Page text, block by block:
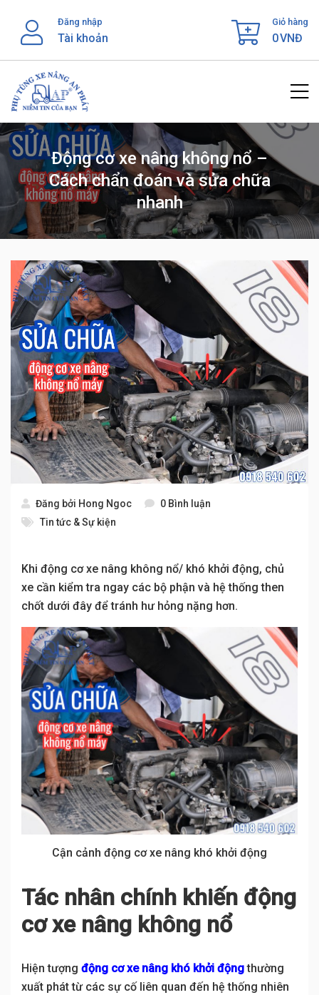
content
Đăng nhập
Tài khoản
Giỏ hàng
0VNĐ
Động cơ xe nâng không nổ –
Cách chẩn đoán và sửa chữa
nhanh
Đăng bởi Hong Ngoc
0 Bình luận
Tin tức & Sự kiện
Khi động cơ xe nâng không nổ/ khó khởi động, chủ
xe cần kiểm tra ngay các bộ phận và hệ thống then
chốt dưới đây để tránh hư hỏng nặng hơn.
Cận cảnh động cơ xe nâng khó khởi động
Tác nhân chính khiến động
cơ xe nâng không nổ
Hiện tượng động cơ xe nâng khó khởi độngthường
xuất phát từ các sự cố liên quan đến hệ thống nhiên